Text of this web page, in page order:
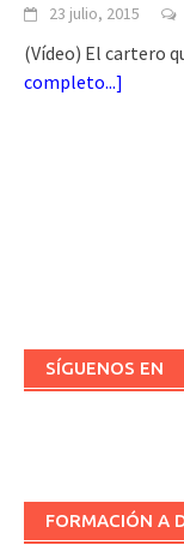
23 julio, 2015
(Vídeo) El cartero
completo...]
SÍGUENOS EN
FORMACIÓN A